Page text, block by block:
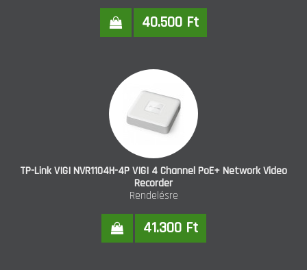
40.500 Ft
TP-Link VIGI NVR1104H-4P VIGI 4 Channel PoE+ Network Video
Recorder
Rendelésre
41.300 Ft